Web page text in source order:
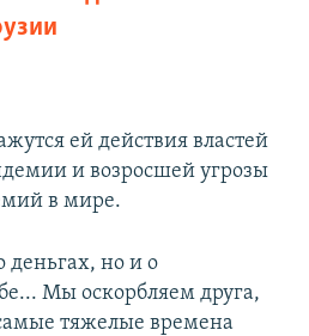
ей действия властей
и возросшей угрозы
в мире.
деньгах, но и о
Мы оскорбляем друга,
тяжелые времена